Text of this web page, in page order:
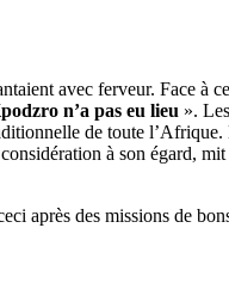
avec ferveur. Face à
n’a pas eu lieu ».
de toute
à son égard,
après des missions de